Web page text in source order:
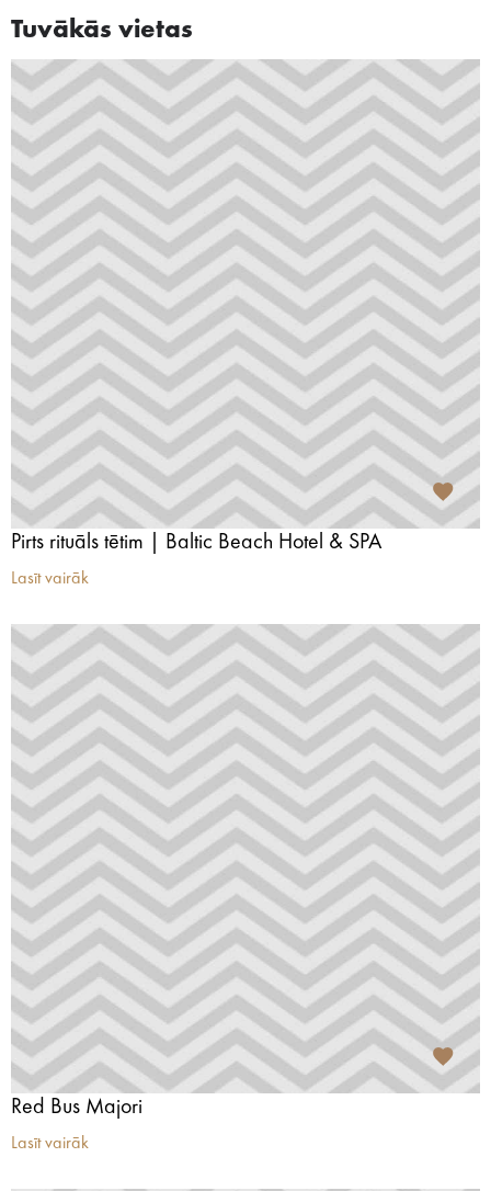
Tuvākās vietas
Pirts rituāls tētim | Baltic Beach Hotel & SPA
Lasīt vairāk
Red Bus Majori
Lasīt vairāk